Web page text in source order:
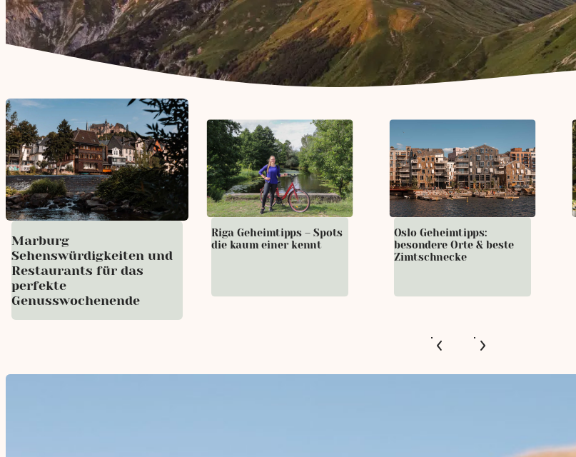
Marburg
Sehenswürdigkeiten und
Restaurants für das
perfekte
Genusswochenende
Riga Geheimtipps – Spots
die kaum einer kennt
Oslo Geheimtipps:
besondere Orte & beste
Zimtschnecke